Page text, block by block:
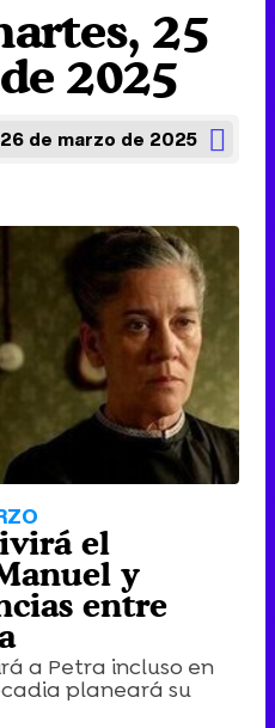
25
2025
26 de marzo de 2025
el
y
entre
a Petra incluso en
planeará su